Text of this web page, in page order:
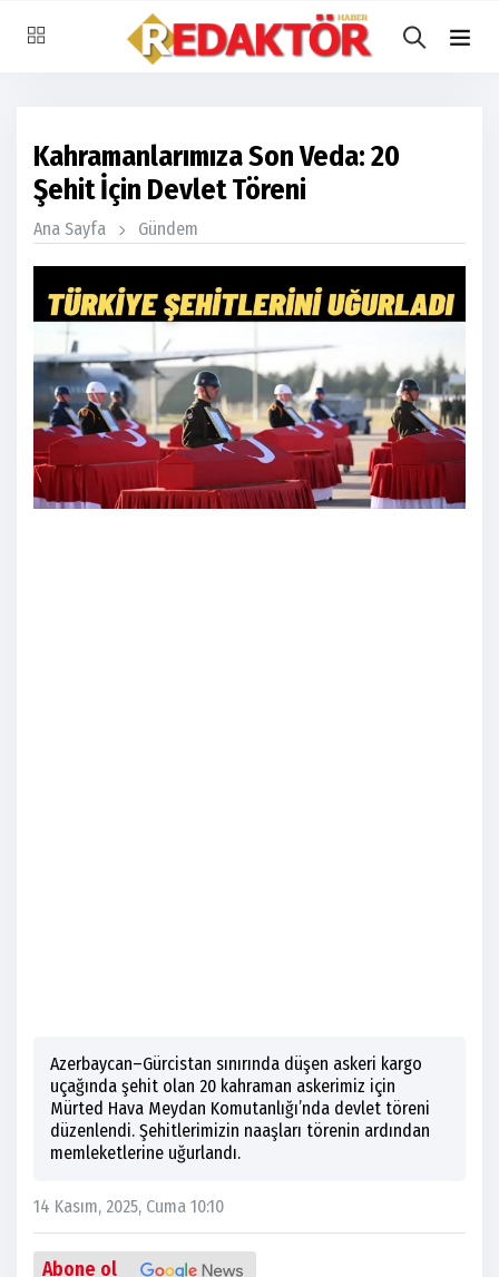
Kahramanlarımıza Son Veda: 20
Şehit İçin Devlet Töreni
Ana Sayfa Gündem
Azerbaycan–Gürcistan sınırında düşen askeri kargo
uçağında şehit olan 20 kahraman askerimiz için
Mürted Hava Meydan Komutanlığı’nda devlet töreni
düzenlendi. Şehitlerimizin naaşları törenin ardından
memleketlerine uğurlandı.
14 Kasım, 2025, Cuma 10:10
Abone ol